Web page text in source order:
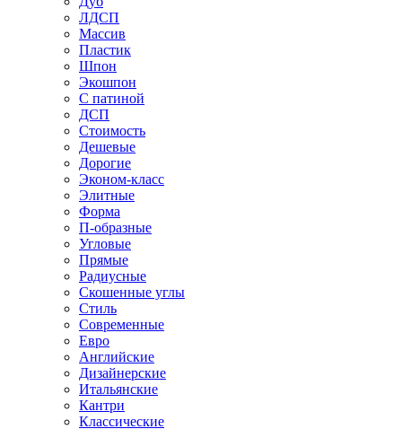
ЛДСП
Массив
Пластик
Шпон
Экошпон
С патиной
ДСП
Стоимость
Дешевые
Дорогие
Эконом-класс
Элитные
Форма
П-образные
Угловые
Прямые
Радиусные
Скошенные углы
Стиль
Современные
Евро
Английские
Дизайнерские
Итальянские
Кантри
Классические